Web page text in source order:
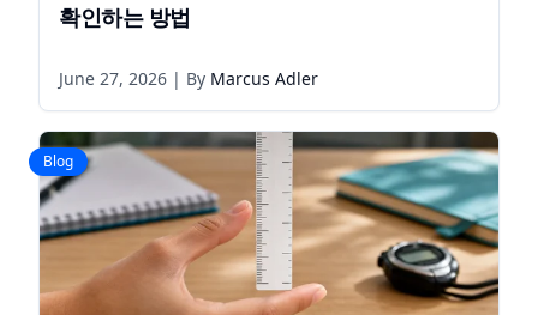
확인하는 방법
June 27, 2026 | By Marcus Adler
Blog